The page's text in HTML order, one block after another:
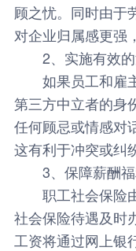
顾之忧。同时由于
对企业归属感更强
2、实施有效的
如果员工和雇主
第三方中立者的身
任何顾忌或情感对
这有利于冲突或纠
3、保障薪酬福
职工社会保险由
社会保险待遇及时
工资将通过网上银